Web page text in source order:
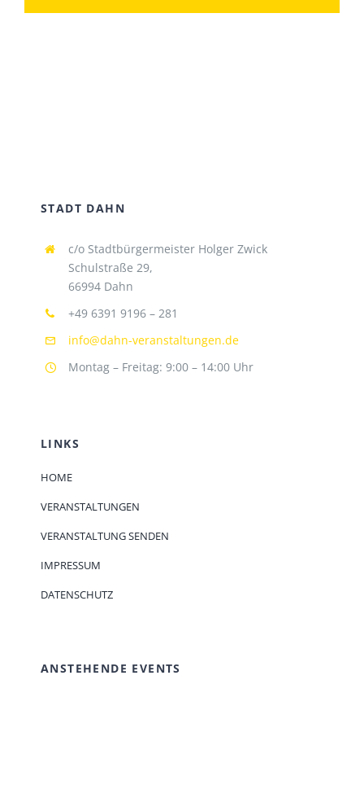
STADT DAHN
c/o Stadtbürgermeister Holger Zwick
Schulstraße 29,
66994 Dahn
+49 6391 9196 – 281
info@dahn-veranstaltungen.de
Montag – Freitag: 9:00 – 14:00 Uhr
LINKS
HOME
VERANSTALTUNGEN
VERANSTALTUNG SENDEN
IMPRESSUM
DATENSCHUTZ
ANSTEHENDE EVENTS